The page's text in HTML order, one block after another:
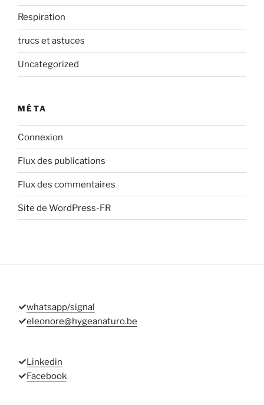
Respiration
trucs et astuces
Uncategorized
MÉTA
Connexion
Flux des publications
Flux des commentaires
Site de WordPress-FR
whatsapp/signal
eleonore@hygeanaturo.be
Linkedin
Facebook